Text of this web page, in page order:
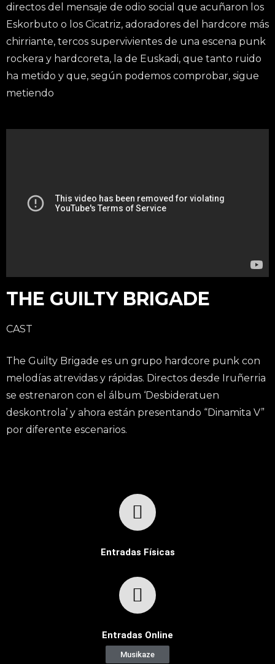
directos del mensaje de odio social que acuñaron los
Eskorbuto o los Cicatriz, adoradores del hardcore más
chirriante, tercos supervivientes de una escena punk
rockera y hardcoreta, la de Euskadi, que tanto ruido
ha metido y que, según podemos comprobar, sigue
metiendo
THE GUILTY BRIGADE
CAST
The Guilty Brigade es un grupo hardcore punk con
melodías atrevidas y rápidas. Directos desde Iruñerria
se estrenaron con el álbum ‘Desbideratuen
deskontrola’ y ahora están presentando “Dinamita V”
por diferente escenarios.
Entradas Físicas
Entradas Online
Musikaze